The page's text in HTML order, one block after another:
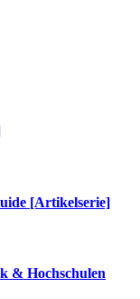
[Artikelserie]
& Hochschulen